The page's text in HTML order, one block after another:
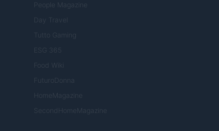
People Magazine
Day Travel
Tutto Gaming
ESG 365
Food Wiki
FuturoDonna
HomeMagazine
SecondHomeMagazine